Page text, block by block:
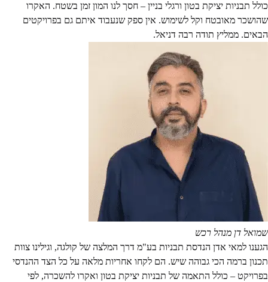
כולל תבניות יציקת בטון ורגלי בניין – חסך לנו המון זמן בשטח. האקרו
שהושכר מאובטח וקל לשימוש. אין ספק שנעבוד איתם גם בפרויקטים
הבאים. ממליץ תודה רבה דניאל.
שמואל דן מנהל רכש
הגענו למאי אדן הנדסת תבניות בע"מ דרך המלצה של קולגה, וגילינו צוות
תכנון ברמה הכי גבוהה שיש. הם לקחו אחריות מלאה על כל הצד ההנדסי
בפרויקט – כולל התאמה של תבניות יציקת בטון ואקרו להשכרה, לפי